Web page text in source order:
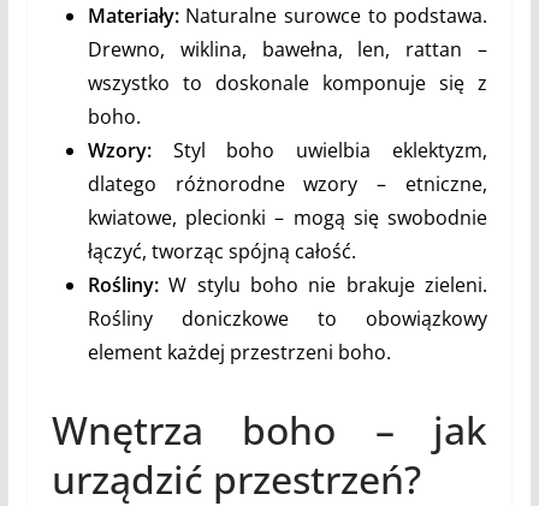
Materiały:Naturalne surowce to podstawa.
Drewno, wiklina, bawełna, len, rattan –
wszystko to doskonale komponuje się z
boho.
Wzory:Styl boho uwielbia eklektyzm,
dlatego różnorodne wzory – etniczne,
kwiatowe, plecionki – mogą się swobodnie
łączyć, tworząc spójną całość.
Rośliny:W stylu boho nie brakuje zieleni.
Rośliny doniczkowe to obowiązkowy
element każdej przestrzeni boho.
Wnętrza boho – jak
urządzić przestrzeń?